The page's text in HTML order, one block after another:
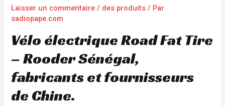
Laisser un commentaire / des produits / Par
sadiopape.com
Vélo électrique Road Fat Tire
– Rooder Sénégal,
fabricants et fournisseurs
de Chine.